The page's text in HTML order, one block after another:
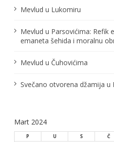
Mevlud u Lukomiru
Mevlud u Parsovićima: Refik
emaneta šehida i moralnu
Mevlud u Čuhovićima
Svečano otvorena džamija u
Mart 2024
P U S Č